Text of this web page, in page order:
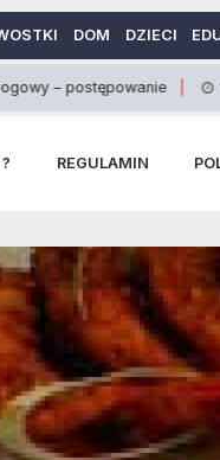
DOM DZIECI
15 Maja 2014
REGULAMIN